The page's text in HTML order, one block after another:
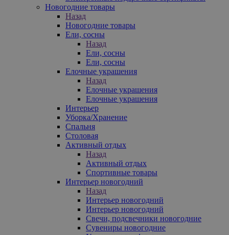
Новогодние товары
Назад
Новогодние товары
Ели, сосны
Назад
Ели, сосны
Ели, сосны
Елочные украшения
Назад
Елочные украшения
Елочные украшения
Интерьер
Уборка/Хранение
Спальня
Столовая
Активный отдых
Назад
Активный отдых
Спортивные товары
Интерьер новогодний
Назад
Интерьер новогодний
Интерьер новогодний
Свечи, подсвечники новогодние
Сувениры новогодние